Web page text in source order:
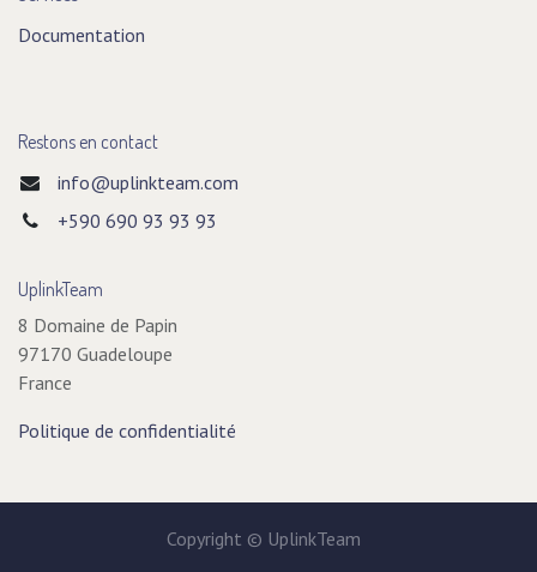
Documentation
Restons en contact
info@uplinkteam.com
+590 690 93 93 93
UplinkTeam
8 Domaine de Papin
97170 Guadeloupe
France
Politique de confidentialité
Copyright © UplinkTeam